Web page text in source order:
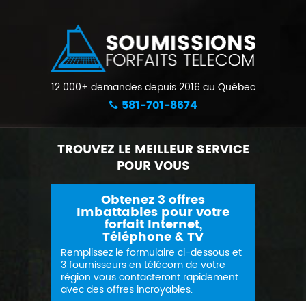
12 000+ demandes depuis 2016 au Québec
581-701-8674
TROUVEZ LE MEILLEUR SERVICE
POUR VOUS
Obtenez 3 offres
Imbattables pour votre
forfait Internet,
Téléphone & TV
Remplissez le formulaire ci-dessous et
3 fournisseurs en télécom de votre
région vous contacteront rapidement
avec des offres incroyables.